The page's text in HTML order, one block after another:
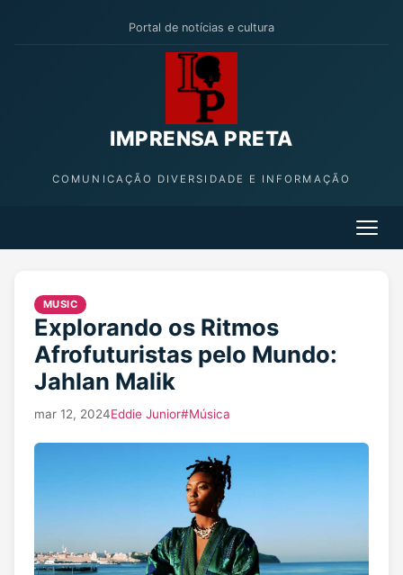
Portal de notícias e cultura
IMPRENSA PRETA
COMUNICAÇÃO DIVERSIDADE E INFORMAÇÃO
MUSIC
Explorando os Ritmos
Afrofuturistas pelo Mundo:
Jahlan Malik
mar 12, 2024Eddie Junior#Música